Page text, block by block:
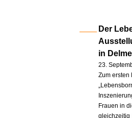
Der
in
23.
Zum ersten
Frauen in
gleichzeitig